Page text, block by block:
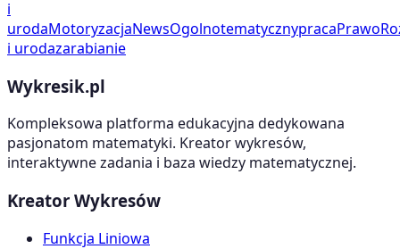
i
urodaMotoryzacjaNewsOgolnotematycznypracaPrawo
i urodazarabianie
Wykresik.pl
Kompleksowa platforma edukacyjna dedykowana
pasjonatom matematyki. Kreator wykresów,
interaktywne zadania i baza wiedzy matematycznej.
Kreator Wykresów
Funkcja Liniowa